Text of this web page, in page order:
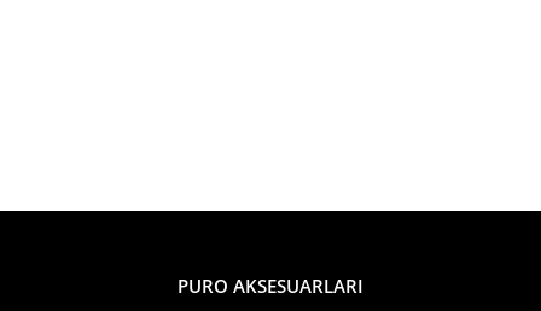
Puro Aksesuarları kategorilerinde yer alan humidor, puro kutusu,
PURO AKSESUARLARI